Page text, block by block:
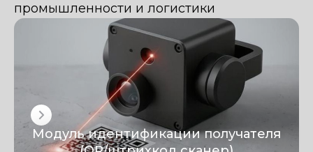
промышленности и логистики
Модуль идентификации получателя